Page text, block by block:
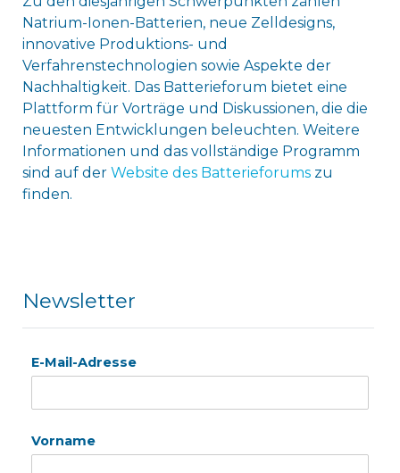
Natrium-Ionen-Batterien, neue Zelldesigns,
innovative Produktions- und
Verfahrenstechnologien sowie Aspekte der
Nachhaltigkeit. Das Batterieforum bietet eine
Plattform für Vorträge und Diskussionen, die die
neuesten Entwicklungen beleuchten. Weitere
Informationen und das vollständige Programm
sind auf der Website des Batterieforumszu
finden.
Newsletter
E-Mail-Adresse
Vorname